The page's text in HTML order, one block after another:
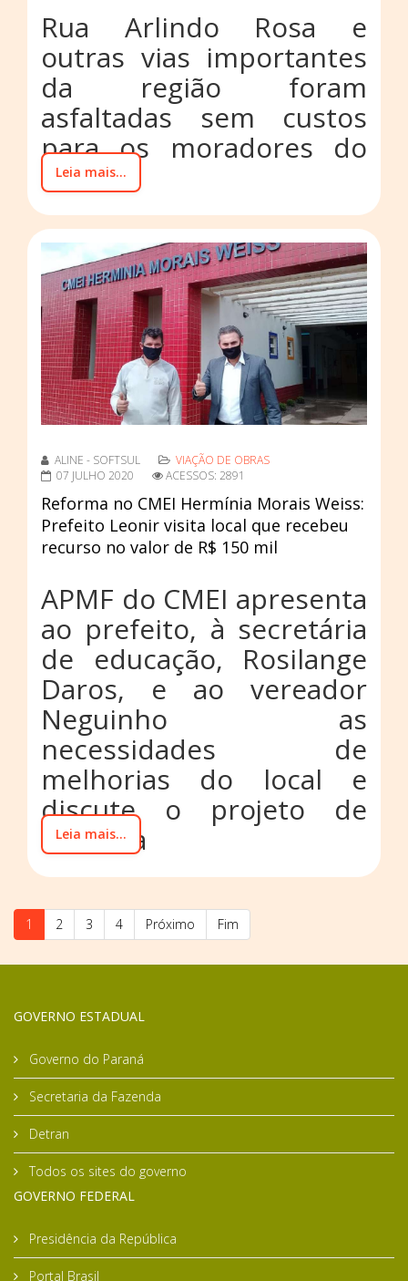
Rua Arlindo Rosa e
outras vias importantes
da região foram
asfaltadas sem custos
para os moradores do
local
Leia mais...
ALINE - SOFTSUL
VIAÇÃO DE OBRAS
07 JULHO 2020
ACESSOS: 2891
Reforma no CMEI Hermínia Morais Weiss:
Prefeito Leonir visita local que recebeu
recurso no valor de R$ 150 mil
APMF do CMEI apresenta
ao prefeito, à secretária
de educação, Rosilange
Daros, e ao vereador
Neguinho as
necessidades de
melhorias do local e
discute o projeto de
reforma
Leia mais...
1 2 3 4 Próximo Fim
GOVERNO ESTADUAL
Governo do Paraná
Secretaria da Fazenda
Detran
Todos os sites do governo
GOVERNO FEDERAL
Presidência da República
Portal Brasil